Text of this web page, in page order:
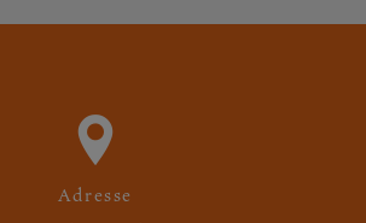
Adresse